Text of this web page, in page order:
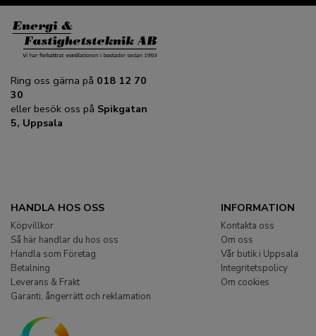
Ring oss gärna på 018 12 70
30
eller besök oss på Spikgatan
5, Uppsala
HANDLA HOS OSS
Köpvillkor
Så här handlar du hos oss
Handla som Företag
Betalning
Leverans & Frakt
Garanti, ångerrätt och reklamation
INFORMATION
Kontakta oss
Om oss
Vår butik i Uppsala
Integritetspolicy
Om cookies